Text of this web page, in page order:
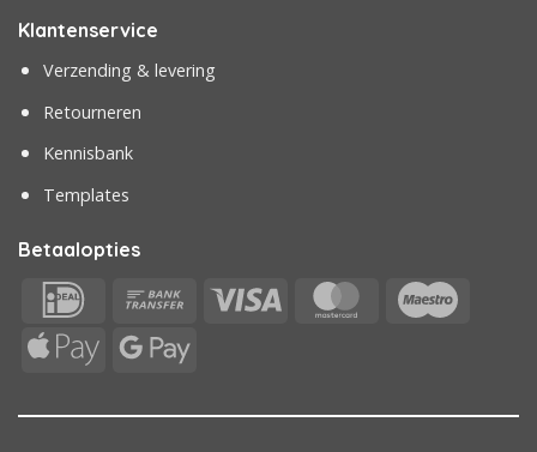
Klantenservice
Verzending & levering
Retourneren
Kennisbank
Templates
Betaalopties
IDeal
Bank
Visa MasterCard
Apple
Google